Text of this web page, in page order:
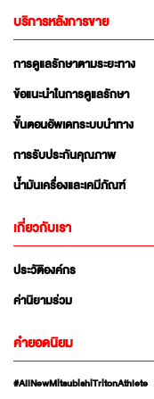
บริการหลังการขาย
การดูแลรักษาตามระยะทาง
ข้อแนะนำในการดูแลรักษา
ขั้นตอนอัพเดทระบบนำทาง
การรับประกันคุณภาพ
น้ำมันเครื่องและเคมีภัณฑ์
เกี่ยวกับเรา
ประวัติองค์กร
ค่านิยามร่วม
คำยอดนิยม
#AllNewMitsubishiTritonAthlete